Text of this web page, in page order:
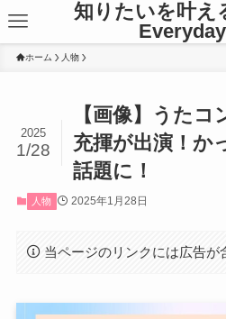
知りたいを叶え
ホーム 人物
【画像】うた
充揮が出演！か
話題に！
2025
1/28
人物 2025年1月28日
当ページのリンクには広告が